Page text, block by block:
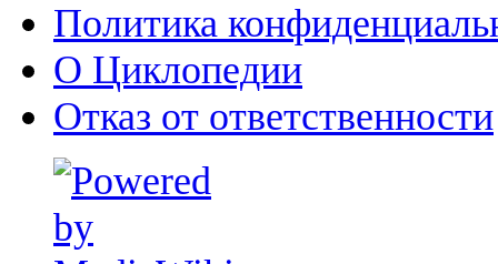
Политика
О Циклопедии
Отказ от ответственности